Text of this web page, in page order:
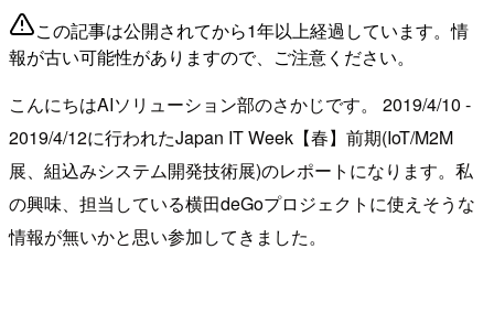
この記事は公開されてから1年以上経過しています。情
報が古い可能性がありますので、ご注意ください。
こんにちはAIソリューション部のさかじです。 2019/4/10 -
2019/4/12に行われたJapan IT Week【春】前期(IoT/M2M
展、組込みシステム開発技術展)のレポートになります。私
の興味、担当している横田deGoプロジェクトに使えそうな
情報が無いかと思い参加してきました。